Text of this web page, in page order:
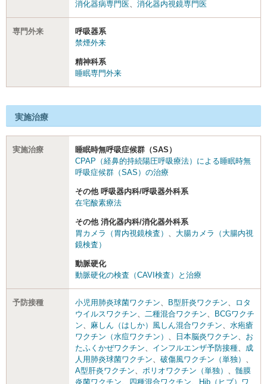
消化器病専門医、 消化器内視鏡専門医
専門外来
呼吸器系
禁煙外来
精神科系
睡眠専門外来
実施治療
実施治療
睡眠時無呼吸症候群（SAS）
CPAP（経鼻的持続陽圧呼吸療法）による睡眠時無
呼吸症候群（SAS）の治療
その他 呼吸器内科/呼吸器外科系
在宅酸素療法
その他 消化器内科/消化器外科系
胃カメラ（胃内視鏡検査） 、 大腸カメラ（大腸内視
鏡検査）
動脈硬化
動脈硬化の検査（CAVI検査）と治療
予防接種 小児用肺炎球菌ワクチン、 B型肝炎ワクチン、
ロタ
ウイルスワクチン、 二種混合ワクチン、
BCGワクチ
ン、 麻しん（はしか）風しん混合ワクチン、 水疱瘡
ワクチン（水痘ワクチン） 、 日本脳炎ワクチン、 お
たふくかぜワクチン、 インフルエンザ予防接種、 成
人用肺炎球菌ワクチン、 破傷風ワクチン（単独） 、
A型肝炎ワクチン、 ポリオワクチン（単独） 、 髄膜
炎菌ワクチン、 四種混合ワクチン、
Hib（ヒブ）ワ